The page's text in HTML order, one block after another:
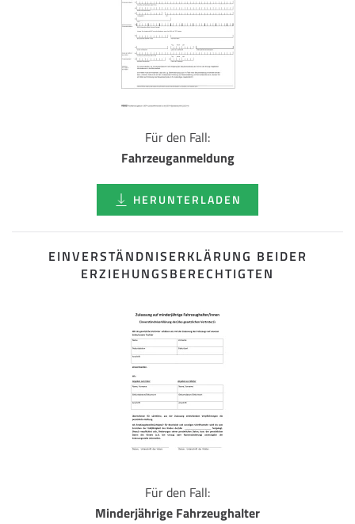
Für den Fall:
Fahrzeuganmeldung
HERUNTERLADEN
EINVERSTÄNDNISERKLÄRUNG BEIDER
ERZIEHUNGSBERECHTIGTEN
Für den Fall:
Minderjährige Fahrzeughalter